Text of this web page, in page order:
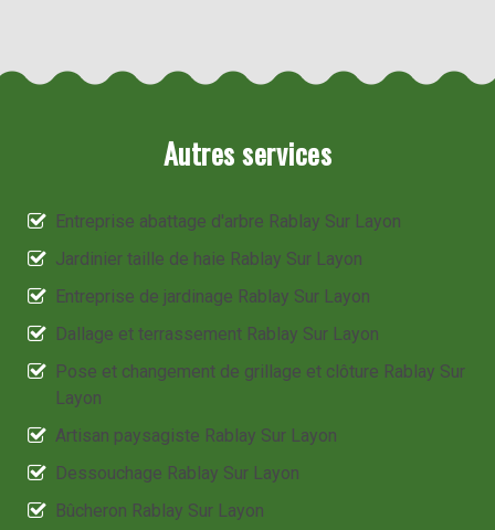
Autres services
Entreprise abattage d'arbre Rablay Sur Layon
Jardinier taille de haie Rablay Sur Layon
Entreprise de jardinage Rablay Sur Layon
Dallage et terrassement Rablay Sur Layon
Pose et changement de grillage et clôture Rablay Sur
Layon
Artisan paysagiste Rablay Sur Layon
Dessouchage Rablay Sur Layon
Bûcheron Rablay Sur Layon